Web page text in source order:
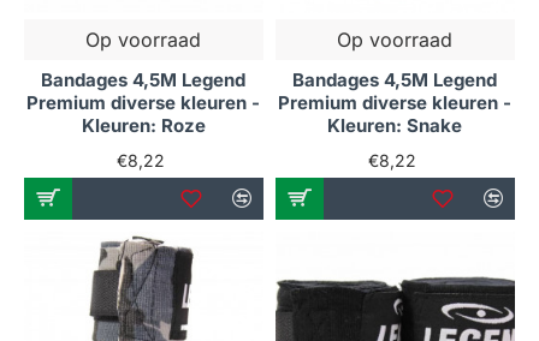
Op voorraad
Bandages 4,5M Legend
Premium diverse kleuren -
Kleuren: Roze
€8,22
Op voorraad
Bandages 4,5M Legend
Premium diverse kleuren -
Kleuren: Snake
€8,22